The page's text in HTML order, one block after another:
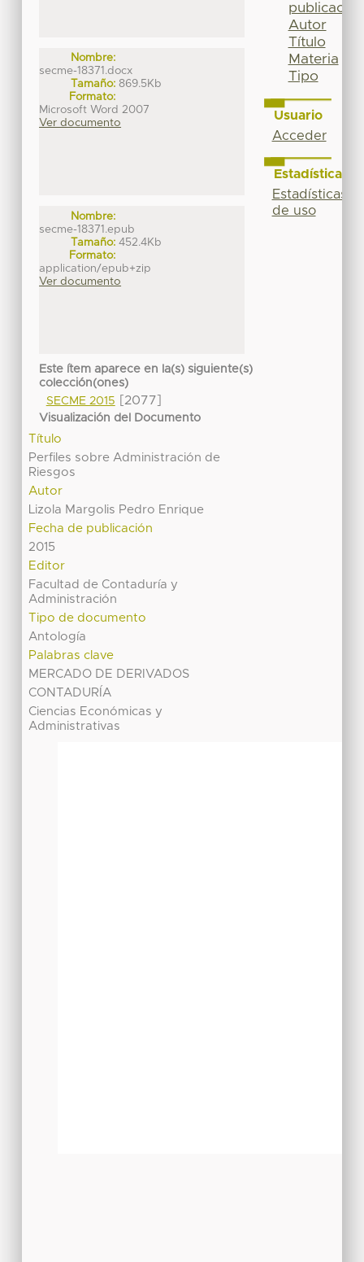
Nombre:
secme-18371.docx
Tamaño: 869.5Kb
Formato:
Microsoft Word 2007
Ver documento
Nombre:
secme-18371.epub
Tamaño: 452.4Kb
Formato:
application/epub+zip
Ver documento
Este ítem aparece en la(s) siguiente(s)
colección(ones)
SECME 2015
[2077]
Visualización del Documento
Título
Perfiles sobre Administración de
Riesgos
Autor
Lizola Margolis Pedro Enrique
Fecha de publicación
2015
Editor
Facultad de Contaduría y
Administración
Tipo de documento
Antología
Palabras clave
MERCADO DE DERIVADOS
CONTADURÍA
Ciencias Económicas y
Administrativas
publicación
Autor
Título
Materia
Tipo
Usuario
Acceder
Estadísticas
Estadísticas
de uso